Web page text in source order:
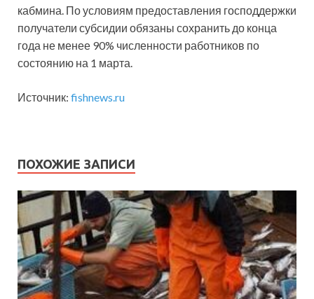
кабмина. По условиям предоставления господдержки
получатели субсидии обязаны сохранить до конца
года не менее 90% численности работников по
состоянию на 1 марта.
Источник: fishnews.ru
ПОХОЖИЕ ЗАПИСИ